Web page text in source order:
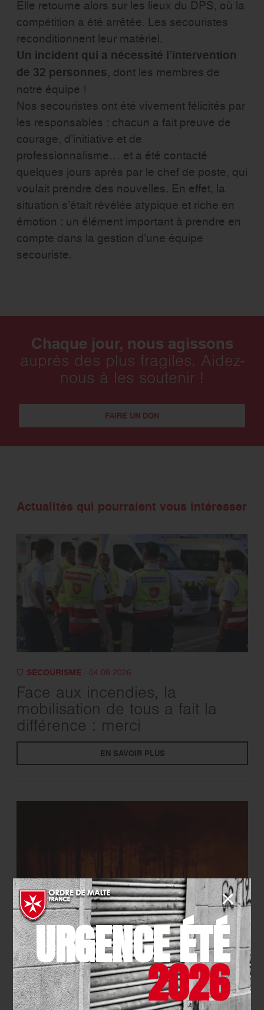
Elle retourne alors sur les lieux du DPS, où la
compétition a été arrêtée. Les secouristes
reconditionnent leur matériel.
Un incident qui a nécessité l’intervention
de 32 personnes, dont les membres de
notre équipe !
Nos secouristes ont été vivement félicités par
les responsables : chacun a fait preuve de
courage, d’initiative et de
professionnalisme… et a été contacté
quelques jours après par le chef de poste, qui
voulait prendre des nouvelles. En effet, la
situation s’était révélée atypique et riche en
émotion : un élément important à prendre en
compte dans la gestion d’une équipe
secouriste.
Chaque jour, nous agissons
auprès des plus fragiles. Aidez-
nous à les soutenir !
FAIRE UN DON
Actualités qui pourraient vous intéresser
SECOURISME- 04.08.2026
Face aux incendies, la
mobilisation de tous a fait la
différence : merci
EN SAVOIR PLUS
SECOURISME - 27.07.2026
Urgence incendies : l’Ordre de
Malte France mobilisé
EN SAVOIR PLUS
URGENCE ÉTÉ
2026